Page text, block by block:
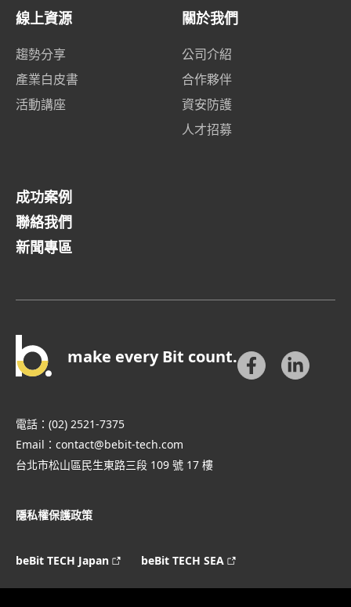
線上資源
趨勢分享
產業白皮書
活動講座
關於我們
公司介紹
合作夥伴
資安防護
人才招募
成功案例
聯絡我們
新聞專區
make every Bit count.
電話： (02) 2521-7375
Email： contact@bebit-tech.com
台北市松山區民生東路三段 109 號 17 樓
隱私權保護政策
beBit TECH Japan beBit TECH SEA